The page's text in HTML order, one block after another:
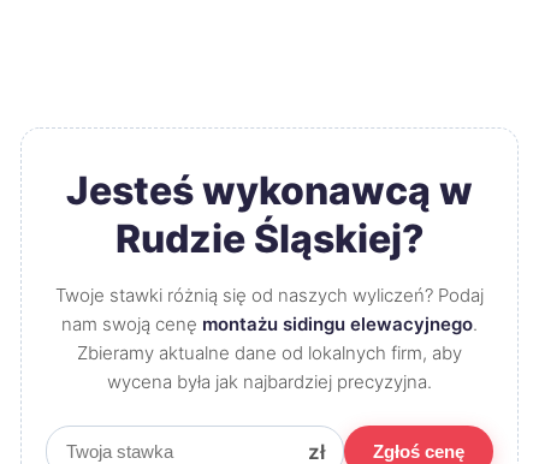
Jesteś wykonawcą w
Rudzie Śląskiej?
Twoje stawki różnią się od naszych wyliczeń? Podaj
nam swoją cenę montażu sidingu elewacyjnego.
Zbieramy aktualne dane od lokalnych firm, aby
wycena była jak najbardziej precyzyjna.
zł Zgłoś cenę